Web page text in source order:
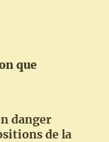
que
danger
de la